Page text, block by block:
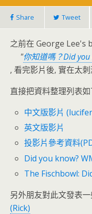
Share Tweet
之前在 George Lee's
你知道嗎？Did you
, 看完影片後, 實在太
直接把資料整理列表如
中文版影片
英文版影片
投影片參考資料
Did you know?
The Fischbowl:
另外朋友對此文發表
(Rick)